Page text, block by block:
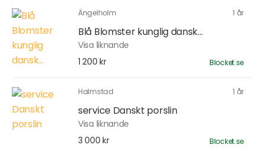
Ängelholm 1 år
Blå Blomster kunglig dansk...
Visa liknande
1 200 kr
Blocket.se
Halmstad 1 år
service Danskt porslin
Visa liknande
3 000 kr
Blocket.se